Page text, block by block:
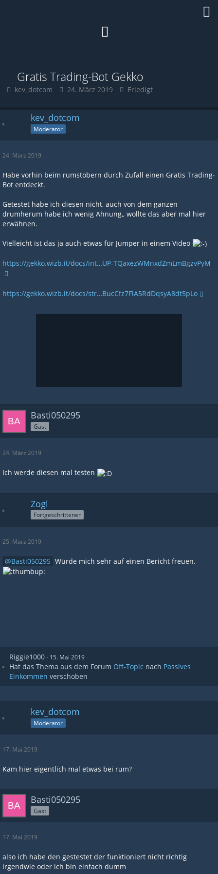
Gratis Trading-Bot Gekko
kev_dotcom 24. März 2019 Erledigt
kev_dotcom
Moderator
24. März 2019
Habe vorhin beim rumstöbern durch Zufall einen Gratis Trading-
Bot entdeckt.
Getestet habe ich diesen nicht, auch von dem ganzen
drumherum habe ich wenig Ahnung,, wollte das aber mal hier
erwähnen.
Vielleicht ist das ja auch etwas für Jumper in einem Video
https://gekko.wizb.it/docs/int…UP-TQaxezWMnxdZmLmBgzvPyM
https://gekko.wizb.it/docs/str…BucCfz7FlA5RdDqsyA8dt5pLo
Basti050295
Gast
24. März 2019
Ich werde diesen mal testen
Zogl
Fortgeschrittener
25. März 2019
Basti050295 Würde mich sehr auf einen Bericht freuen.
Riggie1000 15. Mai 2019
Hat das Thema aus dem Forum Off-Topic nach Passives
Einkommen verschoben
kev_dotcom
Moderator
17. Mai 2019
Kam hier eigentlich mal etwas bei rum?
Basti050295
Gast
17. Mai 2019
also ich habe den gestestet der funktioniert nicht richtig
irgendwie oder ich bin einfach dumm